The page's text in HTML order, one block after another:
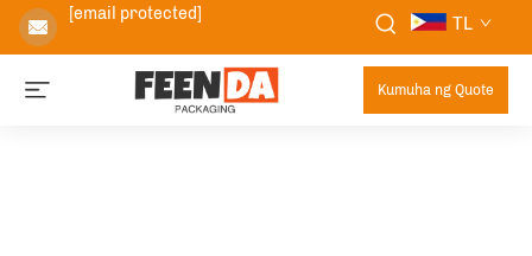
[email protected] TL
Kumuha ng Quote